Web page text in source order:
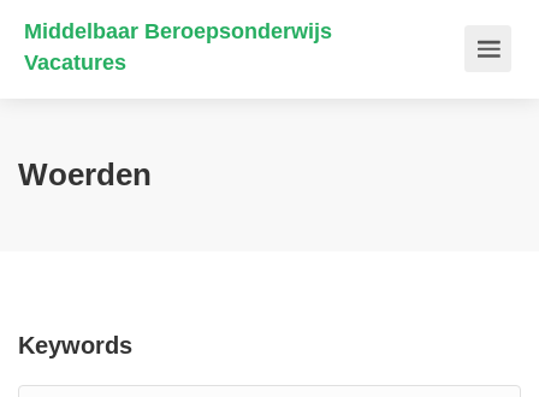
Middelbaar Beroepsonderwijs
Vacatures
Woerden
Keywords